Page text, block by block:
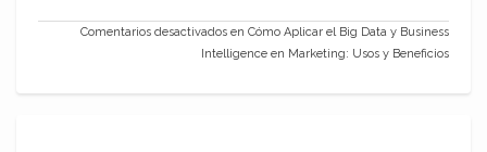
Comentarios desactivados en Cómo Aplicar el Big Data y Business
Intelligence en Marketing: Usos y Beneficios